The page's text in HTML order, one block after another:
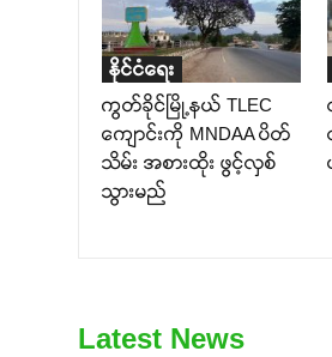
နိုင်ငံရေး
ကွတ်ခိုင်မြို့နယ် TLEC
ကျောင်းကို MNDAA ပိတ်
သိမ်း အစားထိုး ဖွင့်လှစ်
သွားမည်
Latest News